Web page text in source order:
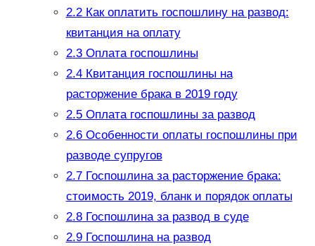
2.2Как оплатить госпошлину на развод:
квитанция на оплату
2.3Оплата госпошлины
2.4Квитанция госпошлины на
расторжение брака в 2019 году
2.5Оплата госпошлины за развод
2.6Особенности оплаты госпошлины при
разводе супругов
2.7Госпошлина за расторжение брака:
стоимость 2019, бланк и порядок оплаты
2.8Госпошлина за развод в суде
2.9Госпошлина на развод